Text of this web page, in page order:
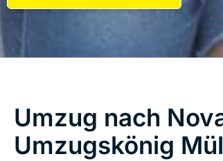
Umzug nach
Umzugskönig